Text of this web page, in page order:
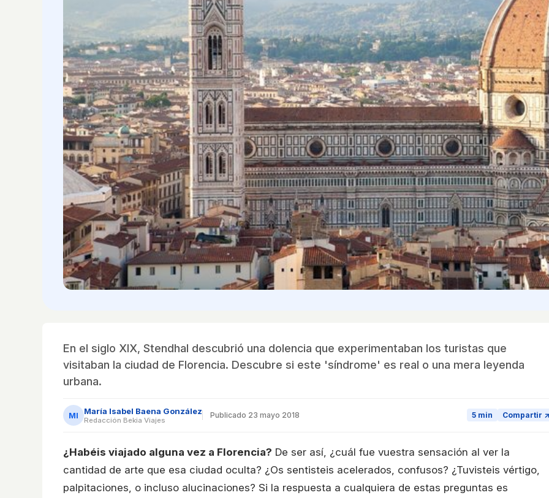
En el siglo XIX, Stendhal descubrió una dolencia que experimentaban los turistas que
visitaban la ciudad de Florencia. Descubre si este 'síndrome' es real o una mera leyenda
urbana.
MI María Isabel Baena González
Redacción Bekia Viajes
Publicado 23 mayo 2018 5 min Compartir ↗
¿Habéis viajado alguna vez a Florencia? De ser así, ¿cuál fue vuestra sensación al ver la
cantidad de arte que esa ciudad oculta? ¿Os sentisteis acelerados, confusos? ¿Tuvisteis vértigo,
palpitaciones, o incluso alucinaciones? Si la respuesta a cualquiera de estas preguntas es